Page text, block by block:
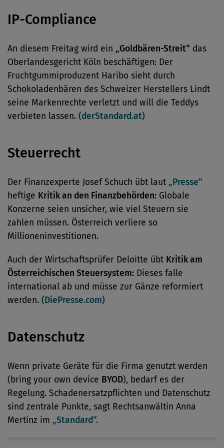
IP-Compliance
An diesem Freitag wird ein „Goldbären-Streit“ das
Oberlandesgericht Köln beschäftigen: Der
Fruchtgummiproduzent Haribo sieht durch
Schokoladenbären des Schweizer Herstellers Lindt
seine Markenrechte verletzt und will die Teddys
verbieten lassen. (derStandard.at)
Steuerrecht
Der Finanzexperte Josef Schuch übt laut „Presse“
heftige Kritik an den Finanzbehörden: Globale
Konzerne seien unsicher, wie viel Steuern sie
zahlen müssen. Österreich verliere so
Millioneninvestitionen.
Auch der Wirtschaftsprüfer Deloitte übt Kritik am
Österreichischen Steuersystem: Dieses falle
international ab und müsse zur Gänze reformiert
werden. (DiePresse.com)
Datenschutz
Wenn private Geräte für die Firma genutzt werden
(bring your own device BYOD), bedarf es der
Regelung. Schadenersatzpflichten und Datenschutz
sind zentrale Punkte, sagt Rechtsanwältin Anna
Mertinz im „Standard“.